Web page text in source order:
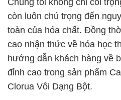
Chúng tôi không chỉ coi
còn luôn chú trọng đến
toàn của hóa chất. Đồng
cao nhận thức về hóa học
hướng dẫn khách hàng về
đỉnh cao trong sản phẩm
Clorua Vôi Dạng Bột.